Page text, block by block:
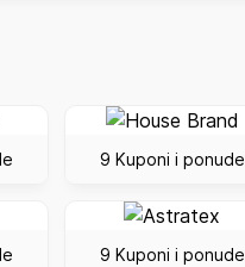
9 Kuponi i ponude
9 Kuponi i ponude